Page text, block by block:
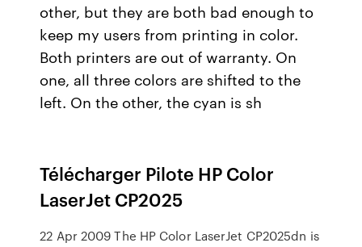
other, but they are both bad enough to
keep my users from printing in color.
Both printers are out of warranty. On
one, all three colors are shifted to the
left. On the other, the cyan is sh
Télécharger Pilote HP Color
LaserJet CP2025
22 Apr 2009 The HP Color LaserJet CP2025dn is